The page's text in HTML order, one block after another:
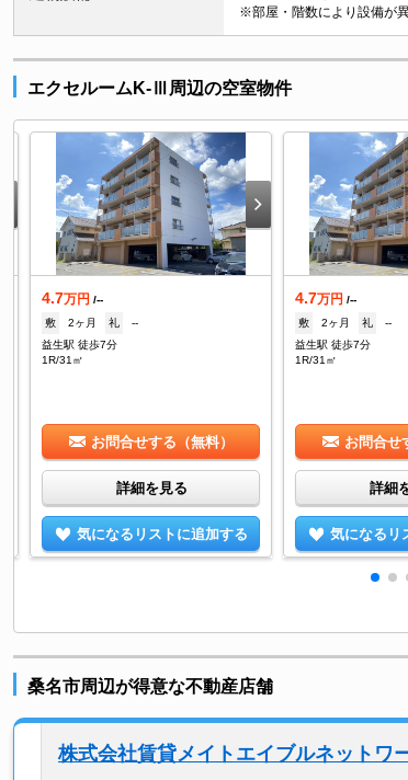
※部屋・階数により設備が
エクセルームK-Ⅲ周辺の空室物件
4.7万円 /--
敷
2ヶ月 礼
--
益生駅 徒歩7分
1R/31㎡
お問合せする（無料）
詳細を見る
気になるリストに追加する
4.7万円 /--
敷
2ヶ月 礼
--
益生駅 徒歩7分
1R/31㎡
お問合せ
詳細
気になるリ
桑名市周辺が得意な不動産店舗
株式会社賃貸メイトエイブルネットワ